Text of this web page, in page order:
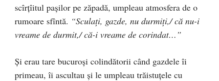
scîrţîitul paşilor pe zăpadă, umpleau atmosfera de o
rumoare sfîntă. “Sculaţi, gazde, nu durmiţi,/ că nu-i
vreame de durmit,/ că-i vreame de corindat…”
Şi erau tare bucuroşi colindătorii când gazdele îi
primeau, îi ascultau şi le umpleau trăistuţele cu